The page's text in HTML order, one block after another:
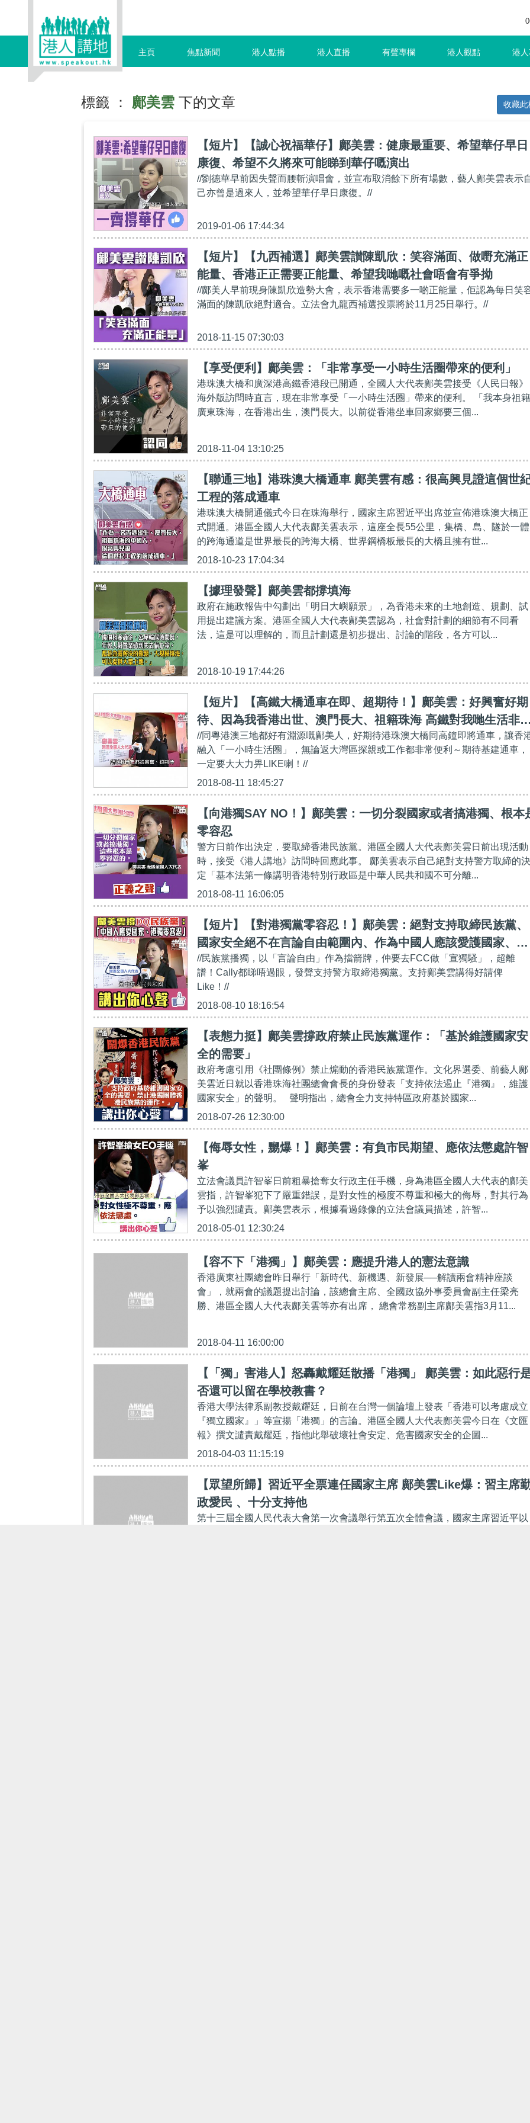
主頁 焦點新聞 港人點播 港人直播 有聲專欄 港人觀點 港
標籤 ： 鄺美雲 下的文章 收藏此
【短片】【誠心祝福華仔】鄺美雲：健康最重要、希望華仔早日
康復、希望不久將來可能睇到華仔嘅演出
//劉德華早前因失聲而腰斬演唱會，並宣布取消餘下所有場數，藝人鄺美雲表示
己亦曾是過來人，並希望華仔早日康復。//
2019-01-06 17:44:34
【短片】【九西補選】鄺美雲讃陳凱欣：笑容滿面、做嘢充滿正
能量、香港正正需要正能量、希望我哋嘅社會唔會有爭拗
//鄺美人早前現身陳凱欣造勢大會，表示香港需要多一啲正能量，佢認為每日笑
滿面的陳凱欣絕對適合。立法會九龍西補選投票將於11月25日舉行。//
2018-11-15 07:30:03
【享受便利】鄺美雲：「非常享受一小時生活圈帶來的便利」
港珠澳大橋和廣深港高鐵香港段已開通，全國人大代表鄺美雲接受《人民日報》
海外版訪問時直言，現在非常享受「一小時生活圈」帶來的便利。 「我本身祖籍
廣東珠海，在香港出生，澳門長大。以前從香港坐車回家鄉要三個...
2018-11-04 13:10:25
【聯通三地】港珠澳大橋通車 鄺美雲有感：很高興見證這個世
工程的落成通車
港珠澳大橋開通儀式今日在珠海舉行，國家主席習近平出席並宣佈港珠澳大橋正
式開通。港區全國人大代表鄺美雲表示，這座全長55公里，集橋、島、隧於一體
的跨海通道是世界最長的跨海大橋、世界鋼橋板最長的大橋且擁有世...
2018-10-23 17:04:34
【據理發聲】鄺美雲都撐填海
政府在施政報告中勾劃出「明日大嶼願景」，為香港未來的土地創造、規劃、試
用提出建議方案。港區全國人大代表鄺美雲認為，社會對計劃的細節有不同看
法，這是可以理解的，而且計劃還是初步提出、討論的階段，各方可以...
2018-10-19 17:44:26
【短片】【高鐵大橋通車在即、超期待！】鄺美雲：好興奮好期
待、因為我香港出世、澳門長大、祖籍珠海 高鐵對我哋生活非
方便、唔明有乜理由抗拒
//同粵港澳三地都好有淵源嘅鄺美人，好期待港珠澳大橋同高鐘即將通車，讓香
融入「一小時生活圈」，無論返大灣區探親或工作都非常便利～期待基建通車，
一定要大大力畀LIKE喇！//
2018-08-11 18:45:27
【向港獨SAY NO！】鄺美雲：一切分裂國家或者搞港獨、根本
零容忍
警方日前作出決定，要取締香港民族黨。港區全國人大代表鄺美雲日前出現活動
時，接受《港人講地》訪問時回應此事。 鄺美雲表示自己絕對支持警方取締的決
定「基本法第一條講明香港特別行政區是中華人民共和國不可分離...
2018-08-11 16:06:05
【短片】【對港獨黨零容忍！】鄺美雲：絕對支持取締民族黨、
國家安全絕不在言論自由範圍內、作為中國人應該愛護國家、政
府要適時處理廿三條
//民族黨播獨，以「言論自由」作為擋箭牌，仲要去FCC做「宣獨騷」，超離
譜！Cally都睇唔過眼，發聲支持警方取締港獨黨。支持鄺美雲講得好請俾
Like！//
2018-08-10 18:16:54
【表態力挺】鄺美雲撐政府禁止民族黨運作：「基於維護國家安
全的需要」
政府考慮引用《社團條例》禁止煽動的香港民族黨運作。文化界選委、前藝人鄺
美雲近日就以香港珠海社團總會會長的身份發表「支持依法遏止『港獨』，維護
國家安全」的聲明。 聲明指出，總會全力支持特區政府基於國家...
2018-07-26 12:30:00
【侮辱女性，嬲爆！】鄺美雲：有負市民期望、應依法懲處許智
峯
立法會議員許智峯日前粗暴搶奪女行政主任手機，身為港區全國人大代表的鄺美
雲指，許智峯犯下了嚴重錯誤，是對女性的極度不尊重和極大的侮辱，對其行為
予以強烈譴責。鄺美雲表示，根據看過錄像的立法會議員描述，許智...
2018-05-01 12:30:24
【容不下「港獨」】鄺美雲：應提升港人的憲法意識
香港廣東社團總會昨日舉行「新時代、新機遇、新發展──解讀兩會精神座談
會」，就兩會的議題提出討論，該總會主席、全國政協外事委員會副主任梁亮
勝、港區全國人大代表鄺美雲等亦有出席， 總會常務副主席鄺美雲指3月11...
2018-04-11 16:00:00
【「獨」害港人】怒轟戴耀廷散播「港獨」 鄺美雲：如此惡行
否還可以留在學校教書？
香港大學法律系副教授戴耀廷，日前在台灣一個論壇上發表「香港可以考慮成立
『獨立國家』」等宣揚「港獨」的言論。港區全國人大代表鄺美雲今日在《文匯
報》撰文譴責戴耀廷，指他此舉破壞社會安定、危害國家安全的企圖...
2018-04-03 11:15:19
【眾望所歸】習近平全票連任國家主席 鄺美雲Like爆：習主席
政愛民 、十分支持他
第十三屆全國人民代表大會第一次會議舉行第五次全體會議，國家主席習近平以